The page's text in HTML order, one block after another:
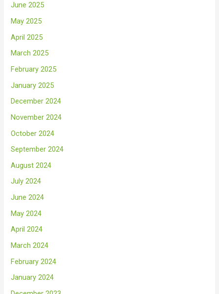
June 2025
May 2025
April 2025
March 2025
February 2025
January 2025
December 2024
November 2024
October 2024
September 2024
August 2024
July 2024
June 2024
May 2024
April 2024
March 2024
February 2024
January 2024